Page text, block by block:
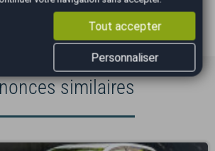
similaires
Tout accepter
Personnaliser